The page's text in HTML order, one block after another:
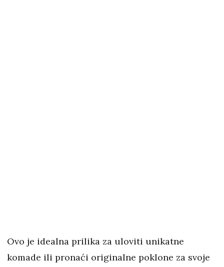
Ovo je idealna prilika za uloviti unikatne
komade ili pronaći originalne poklone za svoje